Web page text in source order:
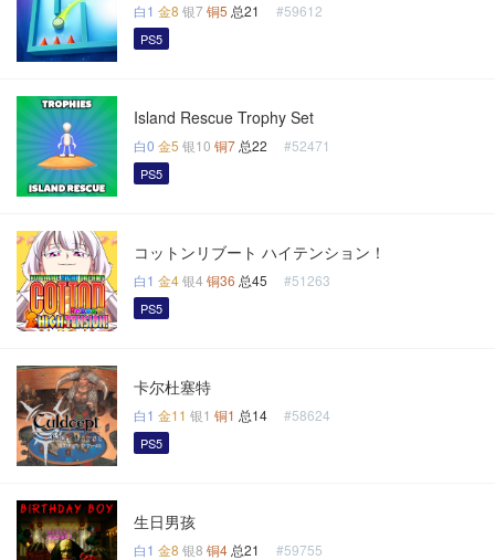
白1 金8 银7 铜5 总21 #59612
PS5
Island Rescue Trophy Set
白0 金5 银10 铜7 总22 #52471
PS5
コットンリブート ハイテンション！
白1 金4银4 铜36 总45 #51263
PS5
卡尔杜塞特
白1 金11 银1 铜1 总14 #58624
PS5
生日男孩
白1 金8 银8 铜4 总21 #59755